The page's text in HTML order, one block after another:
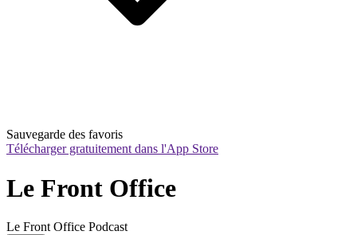
Sauvegarde des favoris
Télécharger gratuitement dans l'App Store
Le Front Office
Le Front Office Podcast